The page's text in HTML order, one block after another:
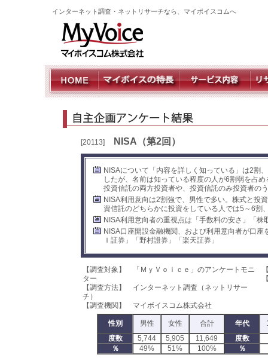
インターネット調査・ネットリサーチなら、マイボイスコムへ
[20113] NISA（第2回）
NISAについて「内容を詳しく知っている」は2割
したが、名前は知っている程度の人が6割弱を占
投資信託の両方投資者や、投資信託のみ投資者の
NISA利用意向は2割強で、男性で多い。株式と投
資信託のどちらかに投資をしている人では5～6割
NISA利用意向者の重視点は「手数料の安さ」「
NISA口座開設金融機関、および利用意向者が口
Ｉ証券」「野村證券」「楽天証券」
【調査対象】 「ＭｙＶｏｉｃｅ」のアンケートモニ
ター
【調査方法】 インターネット調査（ネットリサー
チ）
【調査機関】 マイボイスコム株式会社
性別 男性 女性 合計 年代
度数
5,744 5,905 11,649
度数
％
49% 51% 100% ％